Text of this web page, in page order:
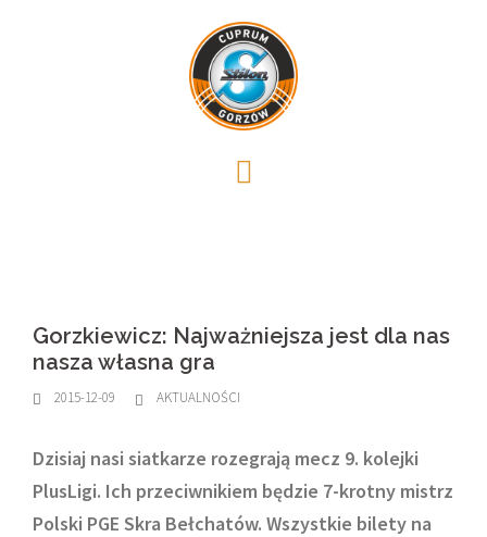
Gorzkiewicz: Najważniejsza jest dla nas
nasza własna gra
2015-12-09 AKTUALNOŚCI
Dzisiaj nasi siatkarze rozegrają mecz 9. kolejki
PlusLigi. Ich przeciwnikiem będzie 7-krotny mistrz
Polski PGE Skra Bełchatów. Wszystkie bilety na